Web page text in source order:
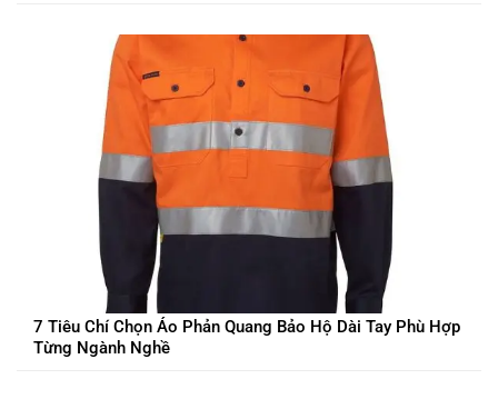
7 Tiêu Chí Chọn Áo Phản Quang Bảo Hộ Dài Tay Phù Hợp
Từng Ngành Nghề